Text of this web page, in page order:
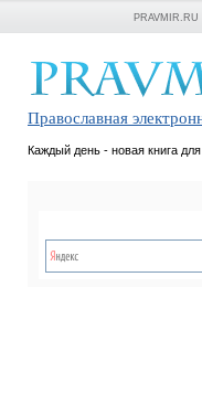
PRAVMIR.RU
Православная
Каждый день - новая книга